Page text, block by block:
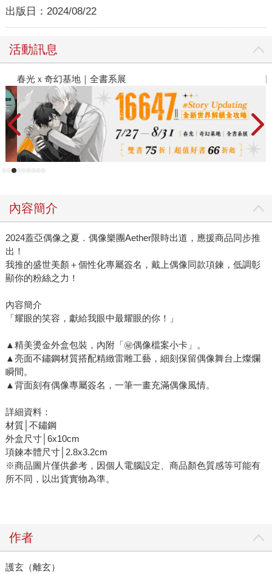
出版日： 2024/08/22
活動訊息
春光ｘ奇幻基地｜全書系展
內容簡介
2024蓋亞偶像之夏．偶像樂團Aether限時出道，應援商品同步推
出！
我推的盛世美顏＋個性化專屬簽名，戴上偶像同款項鍊，低調彰
顯你的粉絲之力！
內容簡介
「耀眼的笑容，獻給我眼中最耀眼的你！」
▲精美燙金外盒包裝，內附「㊙️偶像檔案小卡」。
▲亮面不鏽鋼材質搭配精緻雷雕工藝，細刻保留偶像舞台上燦爛
瞬間。
▲背面刻有偶像專屬簽名，一筆一畫充滿偶像風情。
詳細資料：
材質│不鏽鋼
外盒尺寸│6x10cm
項鍊本體尺寸│2.8x3.2cm
※商品圖片僅供參考，因個人電腦設定、商品顏色質感等可能有
所不同，以出貨實物為準。
作者
護玄（離玄）